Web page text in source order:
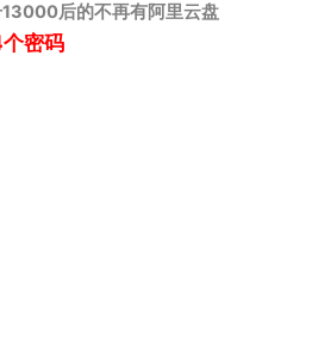
后的不再有阿里云盘
密码